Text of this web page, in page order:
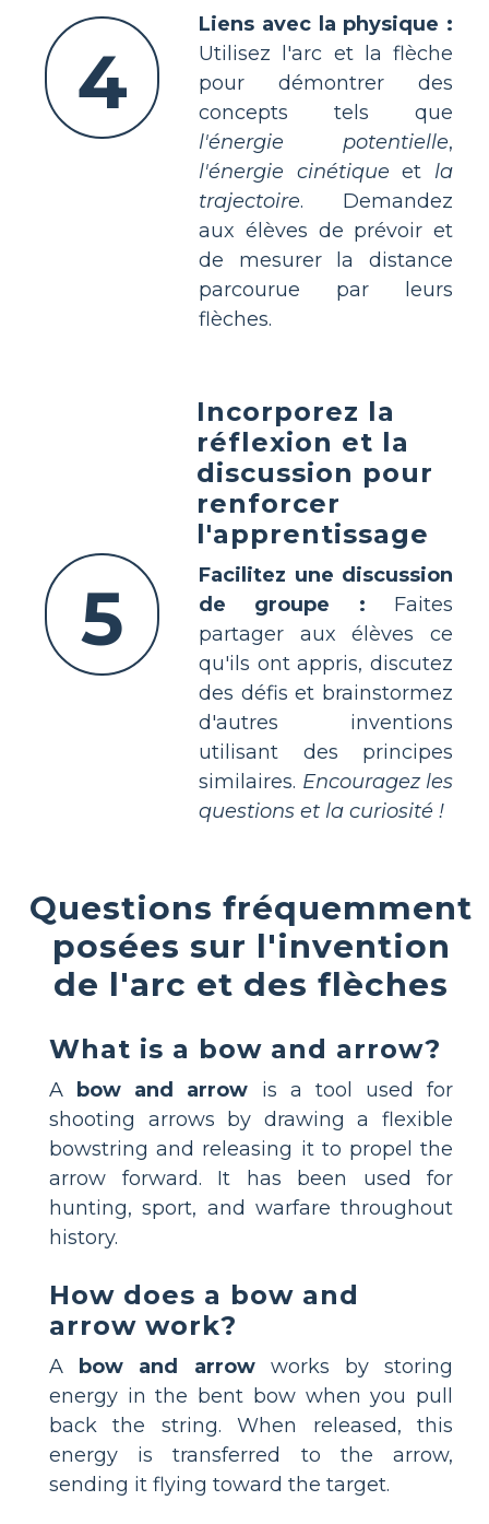
4
Liens avec la physique :
Utilisez l'arc et la flèche
pour démontrer des
concepts tels que
l'énergie potentielle,
l'énergie cinétique et la
trajectoire. Demandez
aux élèves de prévoir et
de mesurer la distance
parcourue par leurs
flèches.
5
Incorporez la
réflexion et la
discussion pour
renforcer
l'apprentissage
Facilitez une discussion
de groupe : Faites
partager aux élèves ce
qu'ils ont appris, discutez
des défis et brainstormez
d'autres inventions
utilisant des principes
similaires. Encouragez les
questions et la curiosité !
Questions fréquemment
posées sur l'invention
de l'arc et des flèches
What is a bow and arrow?
A bow and arrow is a tool used for
shooting arrows by drawing a flexible
bowstring and releasing it to propel the
arrow forward. It has been used for
hunting, sport, and warfare throughout
history.
How does a bow and
arrow work?
A bow and arrowworks by storing
energy in the bent bow when you pull
back the string. When released, this
energy is transferred to the arrow,
sending it flying toward the target.